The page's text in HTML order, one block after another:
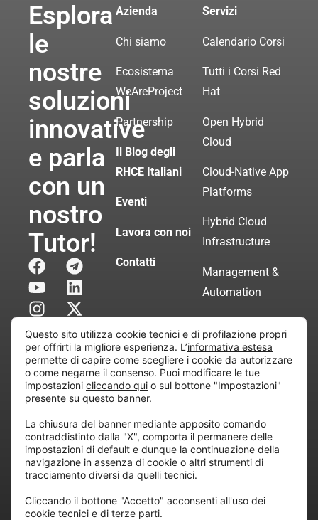
Esplora
le
nostre
soluzioni
innovative
e parla
con un
nostro
Tutor!
Azienda
Chi siamo
Ecosistema
WeAreProject
Partnership
Il Blog degli
RHCE Italiani
Eventi
Lavora con noi
Contatti
Servizi
Calendario Corsi
Tutti i Corsi Red
Hat
Open Hybrid
Cloud
Cloud-Native App
Platforms
Hybrid Cloud
Infrastructure
Management &
Automation
Servizi di
Consulenza
Certificata
all’attività di direzione e coordinamento di “Project
Informatica”
REA: MI – 194005, P. IVA / CF 07165600961 – All
rights reserved.
Questo sito utilizza cookie tecnici e di profilazione propri
per offrirti la migliore esperienza. L’informativa estesa
permette di capire come scegliere i cookie da autorizzare
o come negarne il consenso. Puoi modificare le tue
impostazioni cliccando qui o sul bottone "Impostazioni"
presente su questo banner.
La chiusura del banner mediante apposito comando
contraddistinto dalla "X", comporta il permanere delle
impostazioni di default e dunque la continuazione della
navigazione in assenza di cookie o altri strumenti di
tracciamento diversi da quelli tecnici.
Cliccando il bottone "Accetto" acconsenti all'uso dei
cookie tecnici e di terze parti.